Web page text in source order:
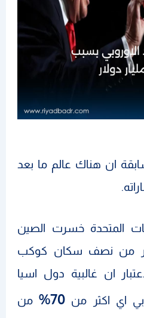
ان هناك عالم ما بعد
المتحدة خسرت الصين
من نصف سكان كوكب
ان غالبية دول اسيا
اي اكثر من 70%
من